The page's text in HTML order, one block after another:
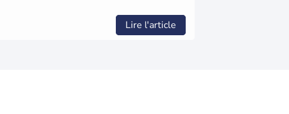
Lire l'article